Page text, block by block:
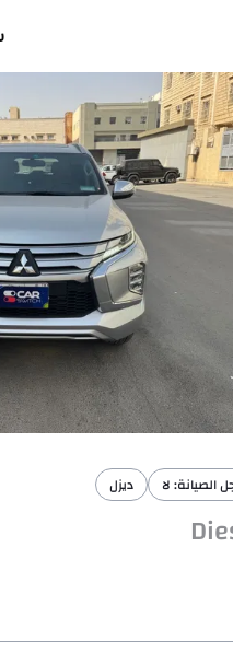
الصيانة: لا ديزل